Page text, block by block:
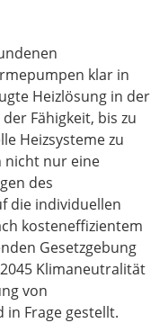
klar in
Heizlösung in der
Fähigkeit, bis zu
Heizsysteme zu
nicht nur eine
des
die individuellen
kosteneffizientem
Gesetzgebung
Klimaneutralität
von
Frage gestellt.